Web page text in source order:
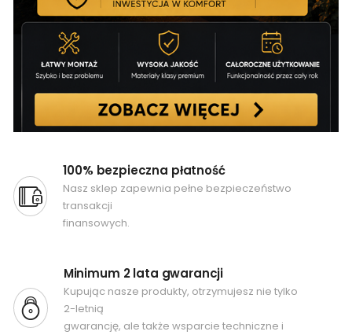
100% bezpieczna płatność
Nasz sklep zapewnia pełne bezpieczeństwo
transakcji
finansowych.
Minimum 2 lata gwarancji
Kupując nasze produkty, otrzymujesz nie tylko
2-letnią
gwarancję, ale także wsparcie techniczne i